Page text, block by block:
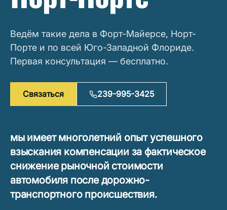
Ведём такие дела в Форт-Майерсе, Норт-
Порте и по всей Юго-Западной Флориде.
Первая консультация — бесплатно.
Связаться 239-995-3425
мы имеет многолетний опыт успешного
взыскания компенсации за фактическое
снижение рыночной стоимости
автомобиля после дорожно-
транспортного происшествия.